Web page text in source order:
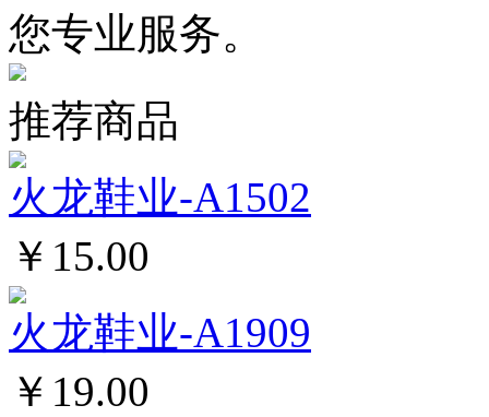
您专业服务。
推荐商品
火龙鞋业-A1502
￥15.00
火龙鞋业-A1909
￥19.00